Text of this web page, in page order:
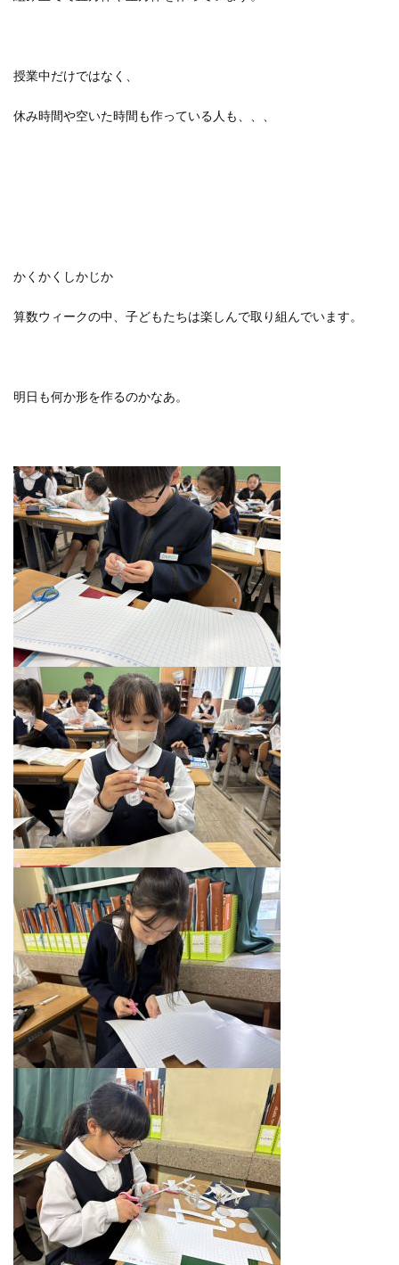
授業中だけではなく、
休み時間や空いた時間も作っている人も、、、
かくかくしかじか
算数ウィークの中、子どもたちは楽しんで取り組んでいます。
明日も何か形を作るのかなあ。